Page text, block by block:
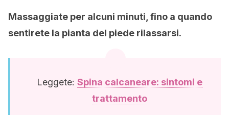
Massaggiate per alcuni minuti, fino a quando
sentirete la pianta del piede rilassarsi.
Leggete: Spina calcaneare: sintomi e
trattamento